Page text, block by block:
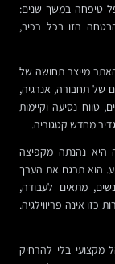
טיפחה במשך שנים:
הזו בכל רכיב,
מייצר תחושה של
של תחבורה, אנרגיה,
טווח נסיעה וקיימות
מחדש קטגוריה.
היא נהנתה מקפיצה
הוא תרגם את הערך
מתאים לעבודה,
כזו אינה פריווילגיה.
בלי להרחיק